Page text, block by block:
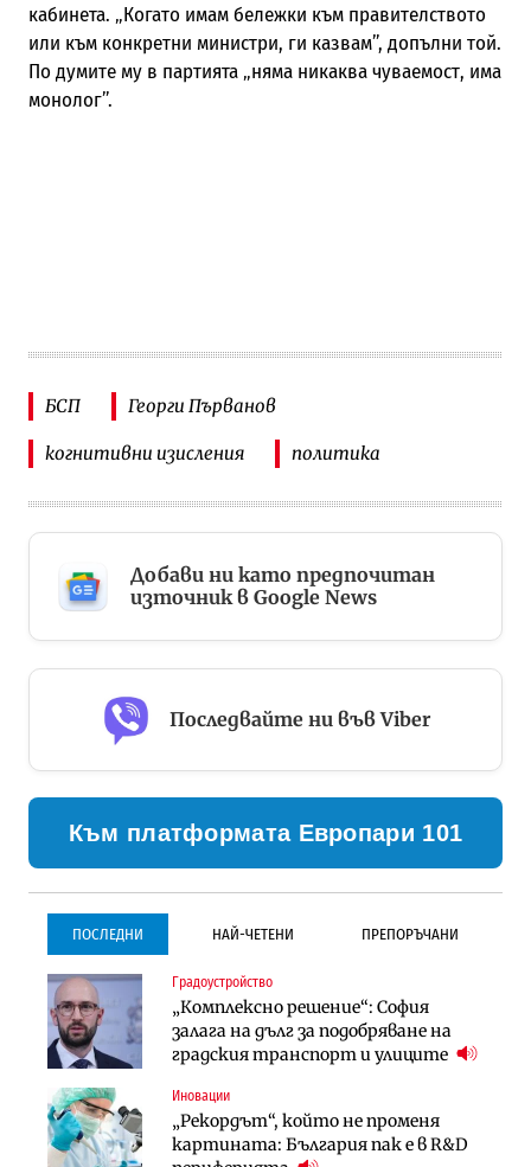
кабинета. „Когато имам бележки към правителството
или към конкретни министри, ги казвам”, допълни той.
По думите му в партията „няма никаква чуваемост, има
монолог”.
БСП Георги Първанов
когнитивни изисления политика
Добави ни като предпочитан
източник в Google News
Последвайте ни във Viber
Към платформата Европари 101
ПОСЛЕДНИ НАЙ-ЧЕТЕНИ ПРЕПОРЪЧАНИ
Градоустройство
„Комплексно решение“: София
залага на дълг за подобряване на
градския транспорт и улиците
Иновации
„Рекордът“, който не променя
картината: България пак е в R&D
Градоустройство
Столична община избра
изпълнител за преместването на
трамвайното трасе по бул.
Инфраструктура
Проектирането на тунела под
Инфраструктура
Проектирането на тунела под
Петрохан ще върви паралелно с
екологичните оценки
Компании
„Хювефарма“ подписа договор за
придобиване на Euroapi Italy